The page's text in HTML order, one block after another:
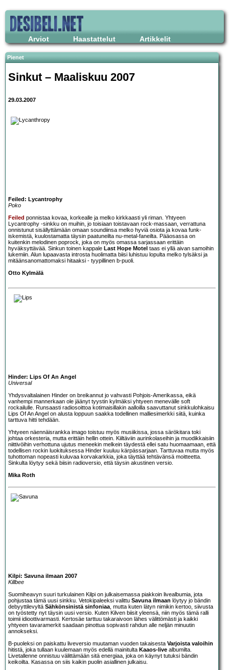
Arviot Haastattelut Artikkelit
Pienet
Sinkut – Maaliskuu 2007
29.03.2007
Feiled: Lycantrophy
Poko
Feiled ponnistaa kovaa, korkealle ja melko kirkkaasti yli riman. Yhtyeen
Lycantrophy -sinkku on muihin, jo toisiaan toistavaan rock-massaan, verrattuna
onnistunut sisällyttämään omaan soundiinsa melko hyviä osiota ja kovaa funk-
iskemistä, kuulostamatta täysin paatuneilta nu-metal-faneilta. Pääosassa on
kuitenkin melodinen poprock, joka on myös omassa sarjassaan erittäin
hyväksyttävää. Sinkun toinen kappale Last Hope Motel taas ei yllä aivan samoihin
lukemiin. Alun lupaavasta introsta huolimatta biisi luhistuu lopulta melko tylsäksi ja
mitäänsanomattomaksi hitaaksi - tyypillinen b-puoli.
Otto Kylmälä
Hinder: Lips Of An Angel
Universal
Yhdysvaltalainen Hinder on breikannut jo vahvasti Pohjois-Amerikassa, eikä
vanhempi mannerkaan ole jäänyt tyystin kylmäksi yhtyeen menevälle soft
rockailulle. Runsaasti radiosoittoa kotimaisillakin aalloilla saavuttanut sinkkulohkaisu
Lips Of An Angel on alusta loppuun saakka todellinen malliesimerkki siitä, kuinka
tarttuva hitti tehdään.
Yhtyeen näennäisrankka imago toistuu myös musiikissa, jossa särökitara toki
johtaa orkesteria, mutta erittäin hellin ottein. Kiiltäviin aurinkolaseihin ja muodikkaisiin
niittivöihin verhottuna ujutus meneekin melkein täydestä ellei satu huomaamaan, että
todellisen rockin luokituksessa Hinder kuuluu kärpässarjaan. Tarttuvaa mutta myös
tuhottoman nopeasti kuluvaa korvakarkkia, joka täyttää tehtävänsä moitteetta.
Sinkulta löytyy sekä biisin radioversio, että täysin akustinen versio.
Mika Roth
Kilpi: Savuna ilmaan 2007
Killbee
Suomiheavyn suuri turkulainen Kilpi on julkaisemassa piakkoin livealbumia, jota
pohjustaa tämä uusi sinkku. Vetokipaleeksi valittu Savuna ilmaan löytyy jo bändin
debyyttilevyltä Sähkönsinistä sinfoniaa , mutta kuten lätyn nimikin kertoo, siivusta
on työstetty nyt täysin uusi versio. Kuten Kilven biisit yleensä, niin myös tämä ralli
toimii idioottivarmasti. Kertosäe tarttuu takaraivoon lähes välittömästi ja kaikki
yhtyeen tavaramerkit saadaan pinottua sopivasti rahdun alle neljän minuutin
annokseksi.
B-puoleksi on paiskattu liveversio muutaman vuoden takaisesta Varjoista valoihin
hitistä, joka tullaan kuulemaan myös edellä mainitulta Kaaos-live albumilta.
Livetallenne onnistuu välittämään sitä energiaa, joka on käynyt tutuksi bändin
keikoilta. Kasassa on siis kaikin puolin asiallinen julkaisu.